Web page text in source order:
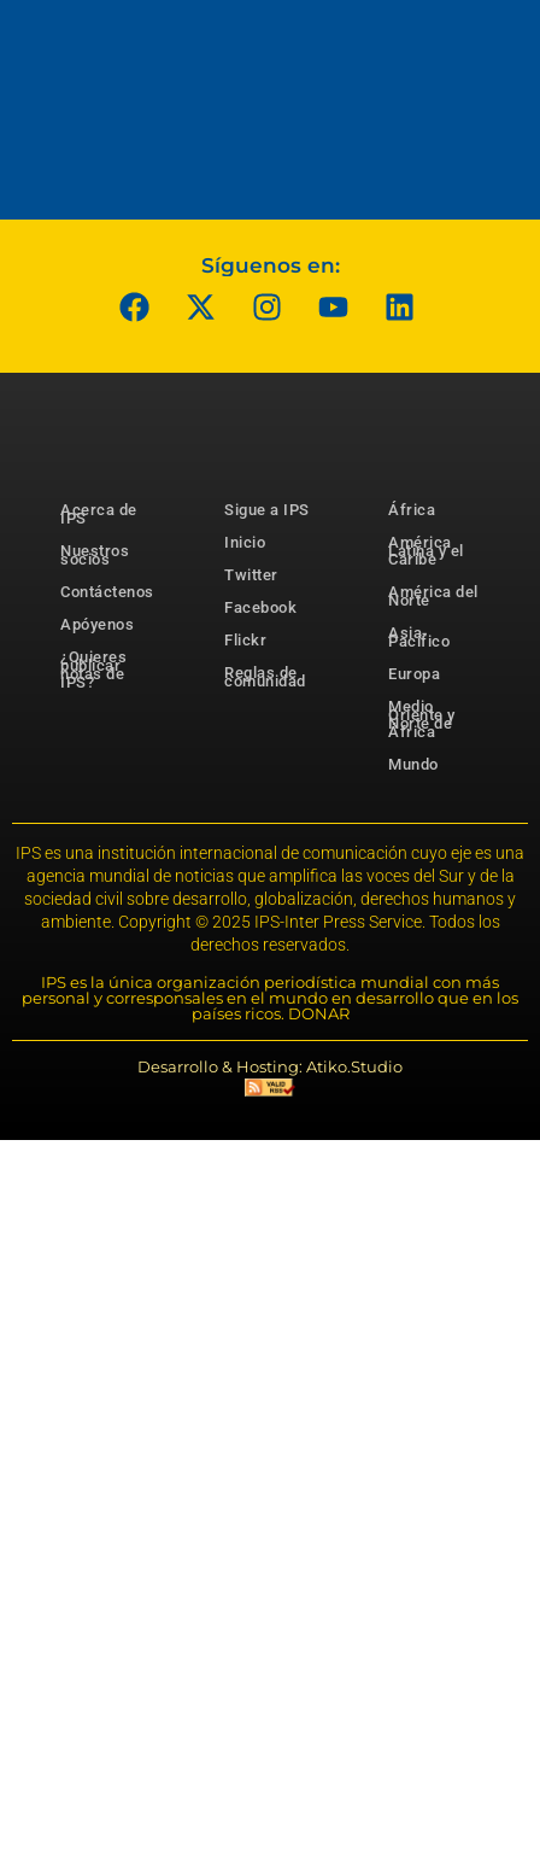
Síguenos en:
Acerca de
IPS
Nuestros
socios
Contáctenos
Apóyenos
¿Quieres
publicar
notas de
IPS?
Sigue a IPS
Inicio
Twitter
Facebook
Flickr
Reglas de
comunidad
África
América
Latina y el
Caribe
América del
Norte
Asia-
Pacífico
Europa
Medio
Oriente y
Norte de
África
Mundo
IPS es una institución internacional de comunicación cuyo eje es una
agencia mundial de noticias que amplifica las voces del Sur y de la
sociedad civil sobre desarrollo, globalización, derechos humanos y
ambiente. Copyright © 2025 IPS-Inter Press Service. Todos los
derechos reservados.
IPS es la única organización periodística mundial con más
personal y corresponsales en el mundo en desarrollo que en los
países ricos. DONAR
Desarrollo & Hosting: Atiko.Studio